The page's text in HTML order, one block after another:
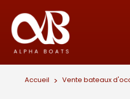
Accueil > Vente bateaux